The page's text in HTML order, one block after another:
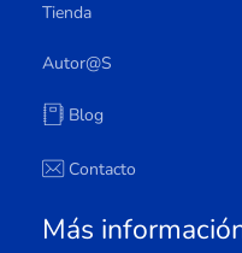
Tienda
Autor@s
Blog
Contacto
Más